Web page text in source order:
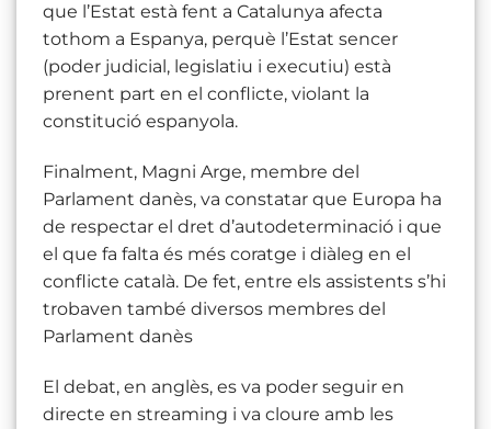
que l’Estat està fent a Catalunya afecta
tothom a Espanya, perquè l’Estat sencer
(poder judicial, legislatiu i executiu) està
prenent part en el conflicte, violant la
constitució espanyola.
Finalment, Magni Arge, membre del
Parlament danès, va constatar que Europa ha
de respectar el dret d’autodeterminació i que
el que fa falta és més coratge i diàleg en el
conflicte català. De fet, entre els assistents s’hi
trobaven també diversos membres del
Parlament danès
El debat, en anglès, es va poder seguir en
directe en streaming i va cloure amb les